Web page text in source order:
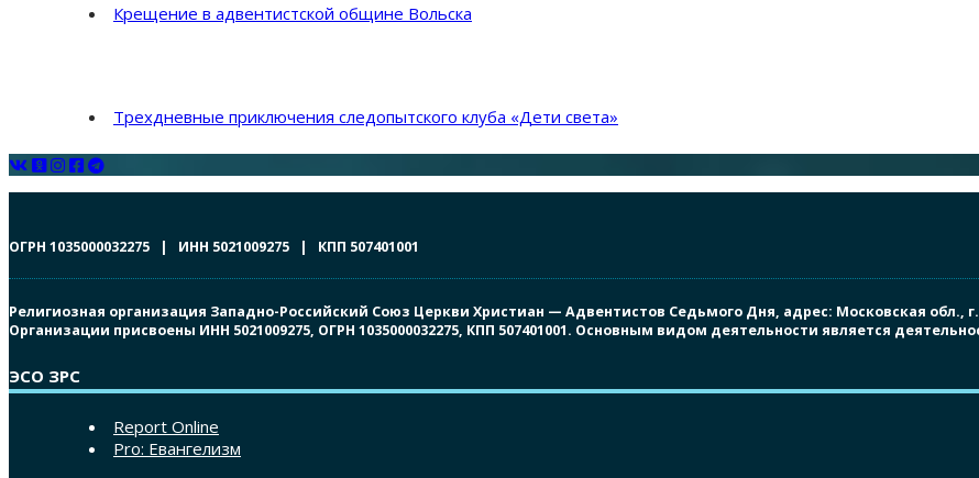
Крещение в адвентистской общине Вольска
Трехдневные приключения следопытского клуба «Дети света»
ОГРН 1035000032275 | ИНН 5021009275 | КПП 507401001
Религиозная организация Западно-Российский Союз Церкви Христиан — Адвентистов Седьмого Дня, адрес: Московская обл.,
Организации присвоены ИНН 5021009275, ОГРН 1035000032275, КПП 507401001. Основным видом деятельности является
ЭСО ЗРС
Report Online
Pro: Евангелизм